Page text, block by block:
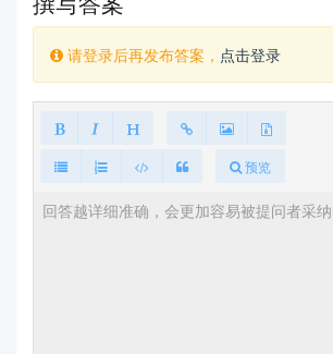
请登录后再发布答案， 点击登录
预览